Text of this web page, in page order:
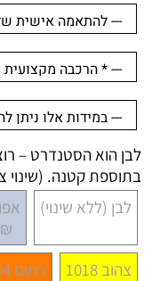
לבן הוא הסטנדרט –
בתוספת קטנה. (שינוי צבע עד 21
לבן (ללא שינוי)
אפור
צהוב 1018
כתום 2004